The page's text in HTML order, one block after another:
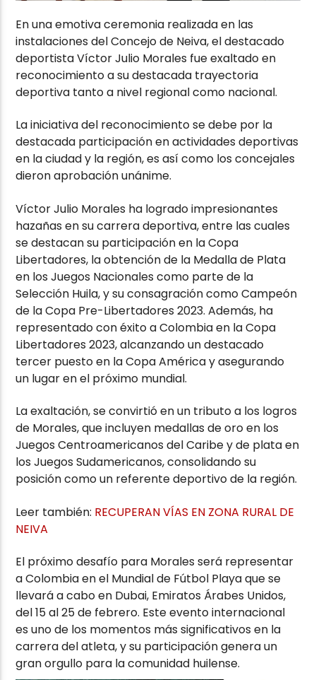
En una emotiva ceremonia realizada en las
instalaciones del Concejo de Neiva, el destacado
deportista Víctor Julio Morales fue exaltado en
reconocimiento a su destacada trayectoria
deportiva tanto a nivel regional como nacional.
La iniciativa del reconocimiento se debe por la
destacada participación en actividades deportivas
en la ciudad y la región, es así como los concejales
dieron aprobación unánime.
Víctor Julio Morales ha logrado impresionantes
hazañas en su carrera deportiva, entre las cuales
se destacan su participación en la Copa
Libertadores, la obtención de la Medalla de Plata
en los Juegos Nacionales como parte de la
Selección Huila, y su consagración como Campeón
de la Copa Pre-Libertadores 2023. Además, ha
representado con éxito a Colombia en la Copa
Libertadores 2023, alcanzando un destacado
tercer puesto en la Copa América y asegurando
un lugar en el próximo mundial.
La exaltación, se convirtió en un tributo a los logros
de Morales, que incluyen medallas de oro en los
Juegos Centroamericanos del Caribe y de plata en
los Juegos Sudamericanos, consolidando su
posición como un referente deportivo de la región.
Leer también: RECUPERAN VÍAS EN ZONA RURAL DE
NEIVA
El próximo desafío para Morales será representar
a Colombia en el Mundial de Fútbol Playa que se
llevará a cabo en Dubai, Emiratos Árabes Unidos,
del 15 al 25 de febrero. Este evento internacional
es uno de los momentos más significativos en la
carrera del atleta, y su participación genera un
gran orgullo para la comunidad huilense.